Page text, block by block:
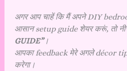
अगर आप चाहें कि मैं अपने DIY
आसान setup guide शेयर करूं, तो
GUIDE”।
आपका feedback मेरे अगले décor
करेगा।